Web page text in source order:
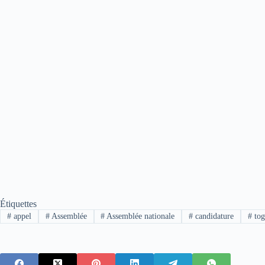
Étiquettes
#appel #Assemblée # Assemblée nationale # candidature #